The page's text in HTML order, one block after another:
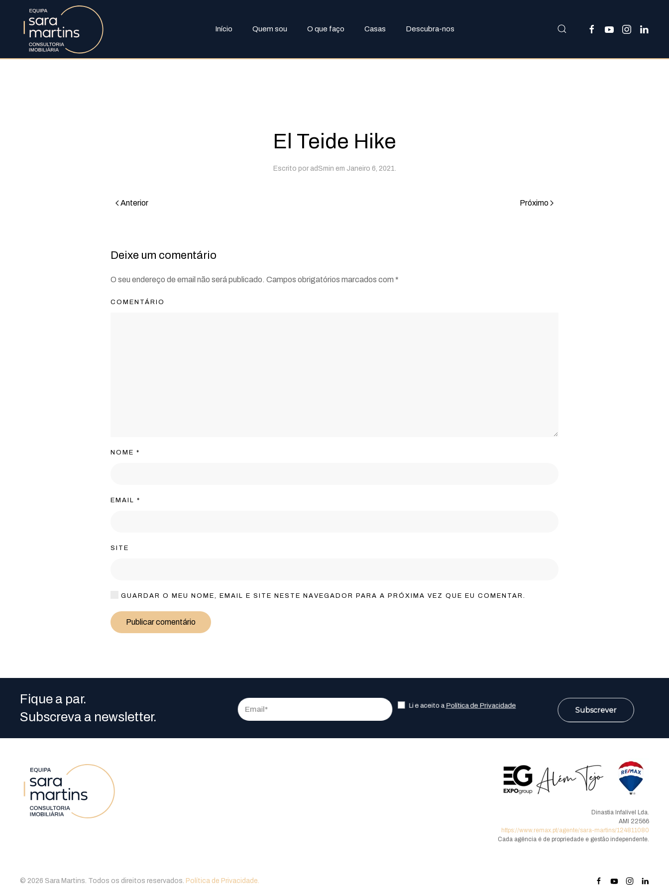
Início Quem sou O que faço Casas Descubra-nos
El Teide Hike
Escrito por adSmin em Janeiro 6, 2021
Anterior Próximo
Deixe um comentário
O seu endereço de email não será publicado. Campos obrigatórios marcados com *
COMENTÁRIO
NOME *
EMAIL *
SITE
GUARDAR O MEU NOME, EMAIL E SITE NESTE NAVEGADOR PARA A PRÓXIMA VEZ QUE EU COMENTAR.
Publicar comentário
Fique a par.
Subscreva a newsletter.
Li e aceito a Política de Privacidade
Subscrever
Dinastia Infalível Lda.
AMI 22566
https://www.remax.pt/agente/sara-martins/124811080
Cada agência é de propriedade e gestão independente.
© 2026 Sara Martins. Todos os direitos reservados. Política de Privacidade.